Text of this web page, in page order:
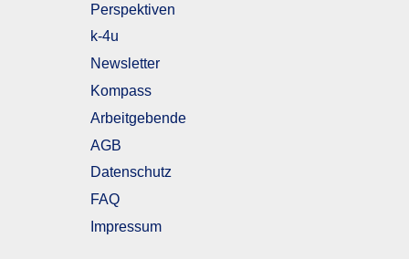
Perspektiven
k-4u
Newsletter
Kompass
Arbeitgebende
AGB
Datenschutz
FAQ
Impressum